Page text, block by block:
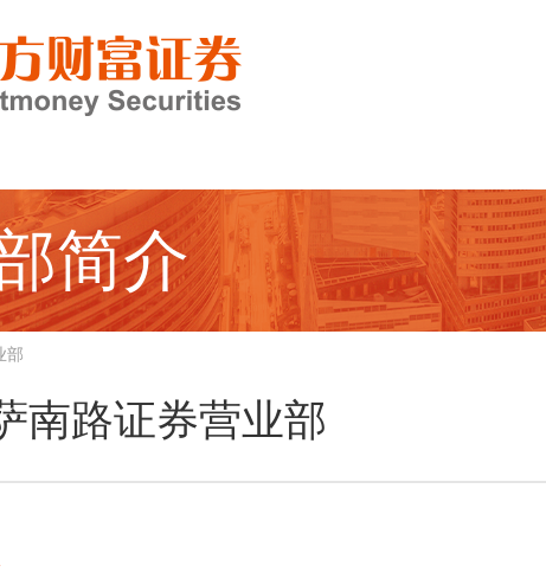
简介
部
南路证券营业部